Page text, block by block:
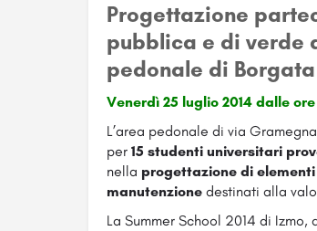
Progettazione
pubblica e di verde
pedonale di Borgata
Venerdì 25 luglio 2014 dalle
L’area pedonale di via
per 15 studenti universitari
nella progettazione di
manutenzione destinati alla
La Summer School 2014 di